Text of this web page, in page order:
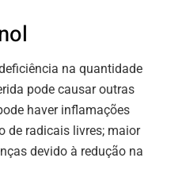
na quantidade
pode causar outras
haver inflamações
de radicais livres; maior
devido à redução na